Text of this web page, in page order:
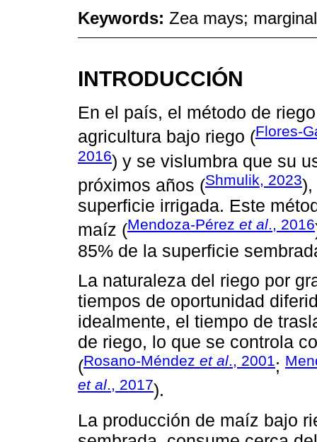
Keywords: Zea mays;
INTRODUCCIÓN
En el país, el método de
agricultura bajo riego (Flores-
2016) y se vislumbra que su
próximos años (Shmulik, 2023),
superficie irrigada. Este
maíz (Mendoza-Pérez et al., 2016
85% de la superficie
La naturaleza del riego por
tiempos de oportunidad
idealmente, el tiempo de
de riego, lo que se controla
(Rosano-Méndez et al., 2001;
et al., 2017).
La producción de maíz bajo